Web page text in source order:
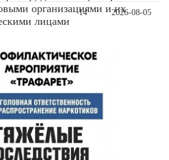
организациями и их
лицами
2026-08-05
14